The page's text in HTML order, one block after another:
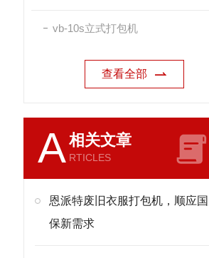
vb-10s立式打包机
查看全部
A相关文章
RTICLES
恩派特废旧衣服打包机，顺应
保新需求